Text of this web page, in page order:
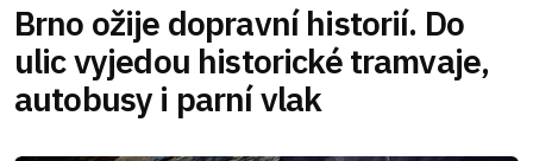
Brno ožije dopravní historií. Do
ulic vyjedou historické tramvaje,
autobusy i parní vlak